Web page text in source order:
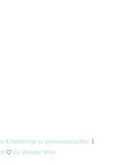
& hantering av personuppgifter
by Wasabi Web